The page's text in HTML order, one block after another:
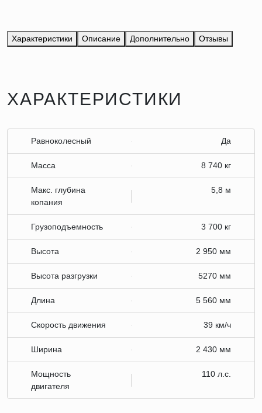
Характеристики Описание Дополнительно Отзывы
ХАРАКТЕРИСТИКИ
Равноколесный Да
Масса 8 740 кг
Макс. глубина
копания
5,8 м
Грузоподъемность 3 700 кг
Высота 2 950 мм
Высота разгрузки 5270 мм
Длина 5 560 мм
Скорость движения 39 км/ч
Ширина 2 430 мм
Мощность
двигателя
110 л.с.